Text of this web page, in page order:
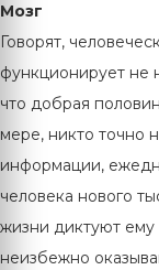
Мозг
Говорят,
функционирует не
что добрая
мере, никто точно
информации,
человека нового
жизни диктуют ему
неизбежно